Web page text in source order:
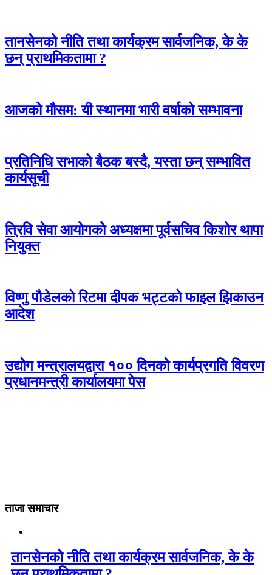
तानसेनको नीति तथा कार्यक्रम सार्वजनिक, के के
छन् प्राथमिकतामा ?
आजको मौसम: यी स्थानमा भारी वर्षाको सम्भावना
प्रतिनिधि सभाको बैठक बस्दै, यस्ता छन् सम्भावित
कार्यसूची
त्रिवि सेवा आयोगको अध्यक्षमा पूर्वसचिव किशोर थापा
नियुक्त
विष्णु पौडेलको रिटमा दीपक भट्टको फाइल झिकाउन
आदेश
उद्योग मन्त्रालयद्वारा १०० दिनको कार्यप्रगति विवरण
प्रधानमन्त्री कार्यालयमा पेस
ताजा समाचार
तानसेनको नीति तथा कार्यक्रम सार्वजनिक, के के